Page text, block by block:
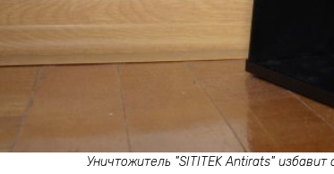
Уничтожитель "SITITEK Antirats"